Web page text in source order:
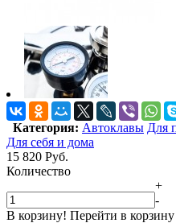
Категория: Автоклавы Для
Для себя и дома
15 820 Руб.
Количество
+
-
В корзину! Перейти в корзину